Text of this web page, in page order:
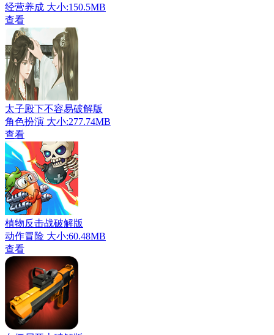
经营养成 大小:150.5MB
查看
太子殿下不容易破解版
角色扮演 大小:277.74MB
查看
植物反击战破解版
动作冒险 大小:60.48MB
查看